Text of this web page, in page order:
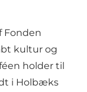
Fonden
kultur og
holder til
i Holbæks